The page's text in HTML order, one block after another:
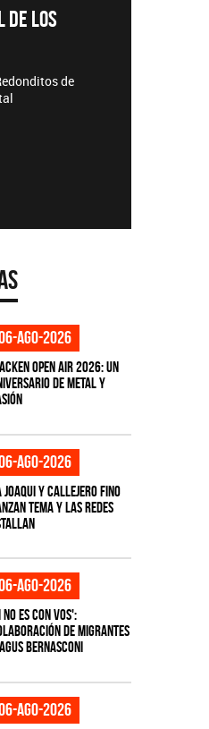
DE LOS
de
ago-2026
Open Air 2026: Un
de metal y
ago-2026
Joaqui y Callejero Fino
tema y las redes
ago-2026
No Es Con Vos':
de Migrantes
Bernasconi
ago-2026